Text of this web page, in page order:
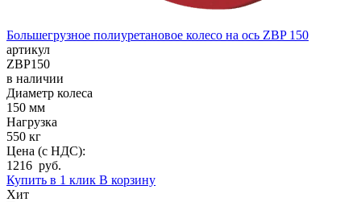
Большегрузное полиуретановое колесо на ось ZBP 150
артикул
ZBP150
в наличии
Диаметр колеса
150 мм
Нагрузка
550 кг
Цена (с НДС):
1216 руб.
Купить в 1 клик В корзину
Хит